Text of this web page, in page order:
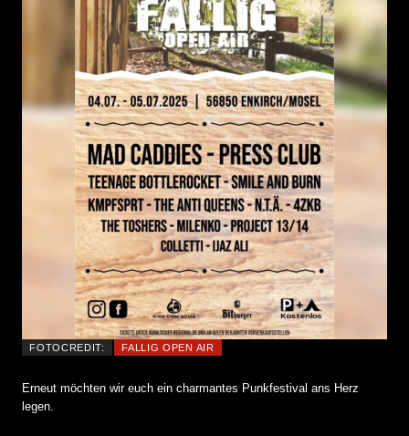
FOTOCREDIT: FALLIG OPEN AIR
Erneut möchten wir euch ein charmantes Punkfestival ans Herz
legen.